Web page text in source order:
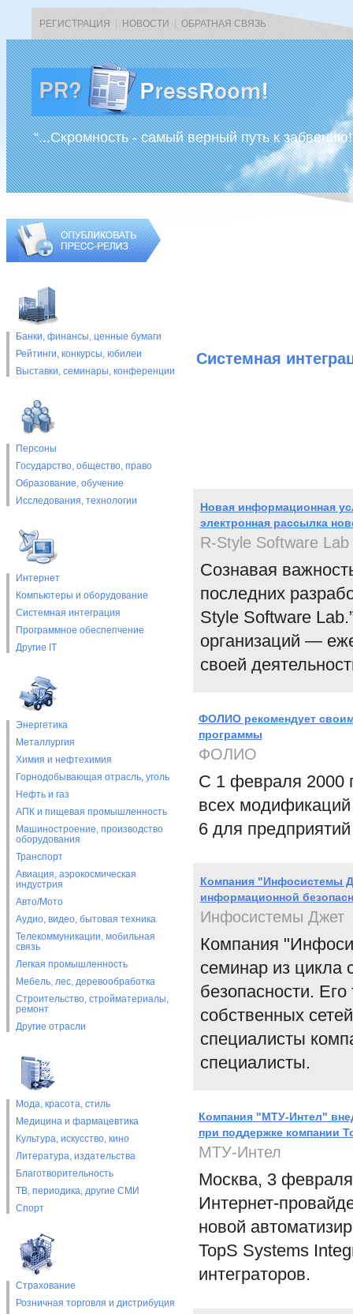
РЕГИСТРАЦИЯ НОВОСТИ ОБРАТНАЯ СВЯЗЬ
“...Скромность - самый верный путь к
Банки, финансы, ценные бумаги
Рейтинги, конкурсы, юбилеи
Выставки, cеминары, конференции
Персоны
Государство, общество, право
Образование, обучение
Исследования, технологии
Интернет
Компьютеры и оборудование
Системная интеграция
Программное обеспепчение
Другие IT
Энергетика
Металлургия
Химия и нефтехимия
Горнодобывающая отрасль, уголь
Нефть и газ
АПК и пищевая промышленность
Машиностроение, производство
оборудования
Транспорт
Авиация, аэрокосмическая
индустрия
Авто/Мото
Аудио, видео, бытовая техника
Телекоммуникации, мобильная
связь
Легкая промышленность
Мебель, лес, деревообработка
Строительство, стройматериалы,
ремонт
Другие отрасли
Мода, красота, стиль
Медицина и фармацевтика
Культура, искусство, кино
Литература, издательства
Благотворительность
ТВ, периодика, другие СМИ
Спорт
Страхование
Розничная торговля и дистрибуция
Системная
Новая информационная
электронная рассылка
R-Style Software Lab
Сознавая
последних
Style Software
организаций ―
своей
ФОЛИО рекомендует
программы
ФОЛИО
С 1 февраля 2000
всех
6 для
Компания "Инфосистемы
информационной
Инфосистемы Джет
Компания
семинар из
безопасности.
собственных
специалисты
специалисты.
Компания "МТУ-Интел"
при поддержке компании
МТУ-Интел
Москва, 3
Интернет-
новой
TopS Systems
интеграторов.